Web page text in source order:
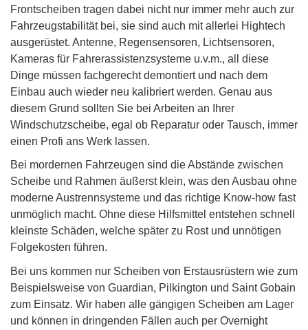
Frontscheiben tragen dabei nicht nur immer mehr auch zur
Fahrzeugstabilität bei, sie sind auch mit allerlei Hightech
ausgerüstet. Antenne, Regensensoren, Lichtsensoren,
Kameras für Fahrerassistenzsysteme u.v.m., all diese
Dinge müssen fachgerecht demontiert und nach dem
Einbau auch wieder neu kalibriert werden. Genau aus
diesem Grund sollten Sie bei Arbeiten an Ihrer
Windschutzscheibe, egal ob Reparatur oder Tausch, immer
einen Profi ans Werk lassen.
Bei mordernen Fahrzeugen sind die Abstände zwischen
Scheibe und Rahmen äußerst klein, was den Ausbau ohne
moderne Austrennsysteme und das richtige Know-how fast
unmöglich macht. Ohne diese Hilfsmittel entstehen schnell
kleinste Schäden, welche später zu Rost und unnötigen
Folgekosten führen.
Bei uns kommen nur Scheiben von Erstausrüstern wie zum
Beispielsweise von Guardian, Pilkington und Saint Gobain
zum Einsatz. Wir haben alle gängigen Scheiben am Lager
und können in dringenden Fällen auch per Overnight